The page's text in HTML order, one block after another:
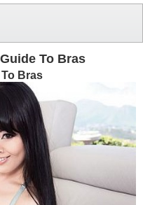
To Bras
Bras